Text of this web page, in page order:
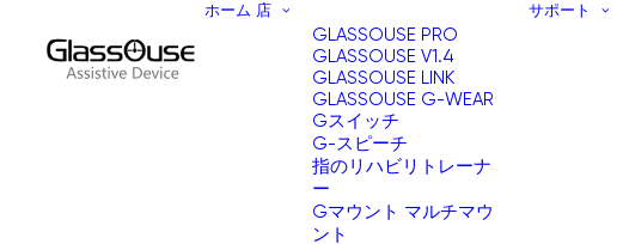
ホーム 店
GLASSOUSE PRO
GLASSOUSE V1.4
GLASSOUSE LINK
GLASSOUSE G-WEAR
Gスイッチ
G-スピーチ
指のリハビリトレーナ
ー
Gマウント マルチマウ
ント
サポート